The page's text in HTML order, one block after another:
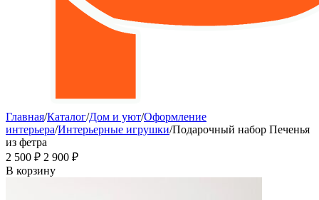
Главная/Каталог/Дом и уют/Оформление
интерьера/Интерьерные игрушки/Подарочный набор Печенья
из фетра
2 500 ₽ 2 900 ₽
В корзину